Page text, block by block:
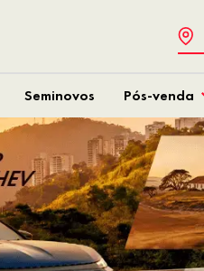
Seminovos Pós-venda